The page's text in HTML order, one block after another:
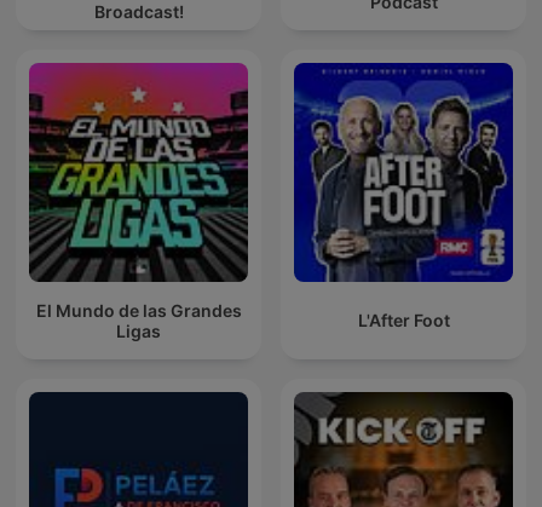
Broadcast!
El Mundo de las Grandes
Ligas
L'After Foot